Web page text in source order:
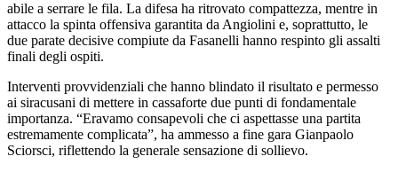
abile a serrare le fila. La difesa ha ritrovato compattezza, mentre in
attacco la spinta offensiva garantita da Angiolini e, soprattutto, le
due parate decisive compiute da Fasanelli hanno respinto gli assalti
finali degli ospiti.
Interventi provvidenziali che hanno blindato il risultato e permesso
ai siracusani di mettere in cassaforte due punti di fondamentale
importanza. “Eravamo consapevoli che ci aspettasse una partita
estremamente complicata”, ha ammesso a fine gara Gianpaolo
Sciorsci, riflettendo la generale sensazione di sollievo.